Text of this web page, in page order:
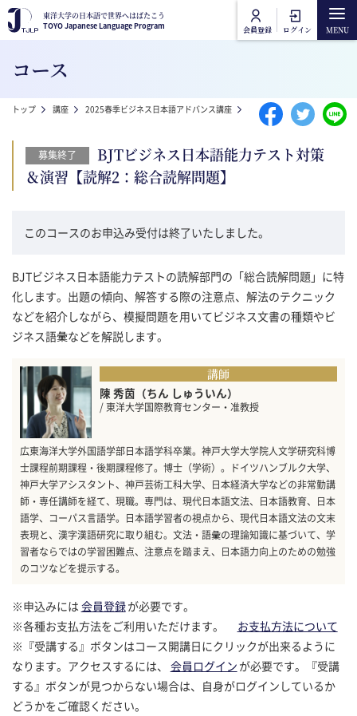
メインコンテンツに移動
東洋大学の日本語で世界へはばたこう
TOYO Japanese Language Program
会員登録 ログイン
東洋大学の日本語で世界へはばたこう
TOYO Japanese Language Program
Main navigation
東洋大学日本語講座 講座一覧
オンライン受講方法
よくあるご質問
お問合せ
コース
パンくず
トップ 講座 2025春季ビジネス日本語アドバンス講座 BJTビジネス日本語能力テ
募集終了
BJTビジネス日本語能力テスト対策
＆演習【読解2：総合読解問題】
このコースのお申込み受付は終了いたしました。
BJTビジネス日本語能力テストの読解部門の「総合読解問題」に特
化します。出題の傾向、解答する際の注意点、解法のテクニック
などを紹介しながら、模擬問題を用いてビジネス文書の種類やビ
ジネス語彙などを解説します。
講師
陳 秀茵（ちん しゅういん）
/ 東洋大学国際教育センター・准教授
広東海洋大学外国語学部日本語学科卒業。神戸大学大学院人文学研究科博
士課程前期課程・後期課程修了。博士（学術）。ドイツハンブルク大学、
神戸大学アシスタント、神戸芸術工科大学、日本経済大学などの非常勤講
師・専任講師を経て、現職。専門は、現代日本語文法、日本語教育、日本
語学、コーパス言語学。日本語学習者の視点から、現代日本語文法の文末
表現と、漢字漢語研究に取り組む。文法・語彙の理論知識に基づいて、学
習者ならではの学習困難点、注意点を踏まえ、日本語力向上のための勉強
のコツなどを提示する。
※申込みには 会員登録が必要です。
※各種お支払方法をご利用いただけます。
お支払方法について
※『受講する』ボタンはコース開講日にクリックが出来るように
なります。アクセスするには、
会員ログイン が必要です。『受講
する』ボタンが見つからない場合は、自身がログインしているか
どうかをご確認ください。